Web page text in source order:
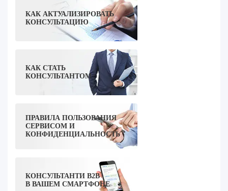
КАК АКТУАЛИЗИРОВАТЬ
КОНСУЛЬТАЦИЮ
КАК СТАТЬ
КОНСУЛЬТАНТОМ
ПРАВИЛА ПОЛЬЗОВАНИЯ
СЕРВИСОМ И
КОНФИДЕНЦИАЛЬНОСТЬ
КОНСУЛЬТАНТИ B2B
В ВАШЕМ СМАРТФОНЕ